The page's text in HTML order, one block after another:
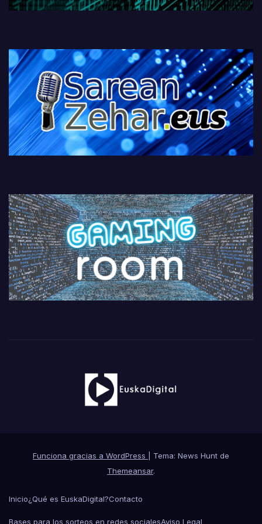
Funciona gracias a WordPress
Tema: News Hunt de
Themeansar.
Inicio¿Qué es EuskaDigital?Contacto
Bases para los sorteos en redes socialesAviso Legal